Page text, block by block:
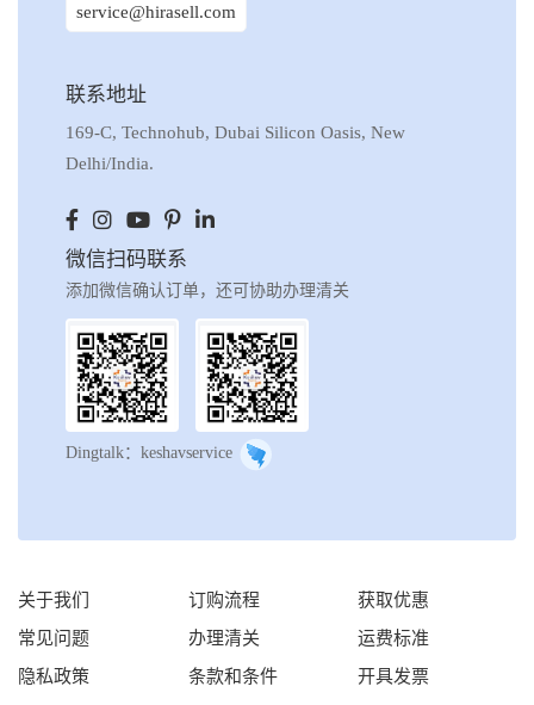
service@hirasell.com
联系地址
169-C, Technohub, Dubai Silicon Oasis, New
Delhi/India.
微信扫码联系
添加微信确认订单，还可协助办理清关
Dingtalk：keshavservice
关于我们
常见问题
隐私政策
订购流程
办理清关
条款和条件
获取优惠
运费标准
开具发票